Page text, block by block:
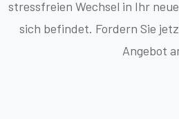
stressfreien Wechsel in Ihr
sich befindet. Fordern Sie
Angebot